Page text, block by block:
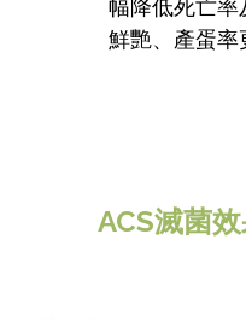
鮮艷、產蛋率
ACS滅菌